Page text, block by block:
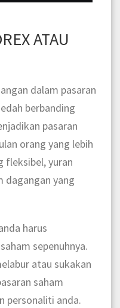
ATAU
dalam pasaran
berbanding
pasaran
orang yang lebih
fleksibel, yuran
dagangan yang
harus
sepenuhnya.
atau sukakan
saham
personaliti anda.